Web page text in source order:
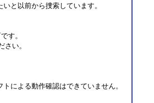
と以前から捜索しています。
す。
い。
による動作確認はできていません。